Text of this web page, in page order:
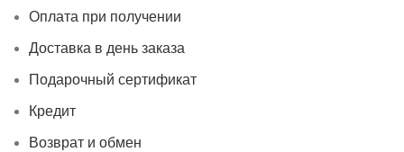
Оплата при получении
Доставка в день заказа
Подарочный сертификат
Кредит
Возврат и обмен